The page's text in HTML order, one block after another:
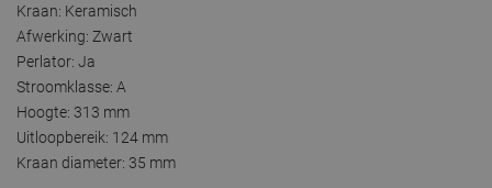
Kraan: Keramisch
Afwerking: Zwart
Perlator: Ja
Stroomklasse: A
Hoogte: 313 mm
Uitloopbereik: 124 mm
Kraan diameter: 35 mm